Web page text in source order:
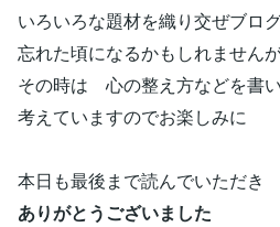
いろいろな題材を織り交ぜブロ
忘れた頃になるかもしれません
その時は 心の整え方などを書
考えていますのでお楽しみに
本日も最後まで読んでいただき
ありがとうございました